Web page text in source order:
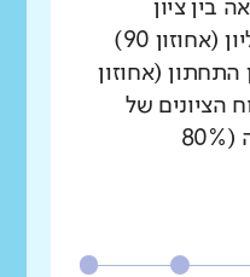
בין ציון
התלמידים בעשירון העליון (אחוזון 90)
התחתון (אחוזון
הציונים של
מרבית תלמידים השכבה (80%